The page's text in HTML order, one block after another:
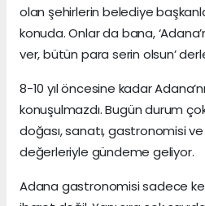
olan şehirlerin belediye
konuda. Onlar da bana,
ver, bütün para serin olsun’
8-10 yıl öncesine kadar
konuşulmazdı. Bugün durum
doğası, sanatı, gastronomisi
değerleriyle gündeme geliyor.
Adana gastronomisi sadece